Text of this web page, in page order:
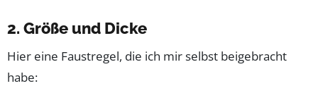
2. Größe und Dicke
Hier eine Faustregel, die ich mir selbst beigebracht
habe: